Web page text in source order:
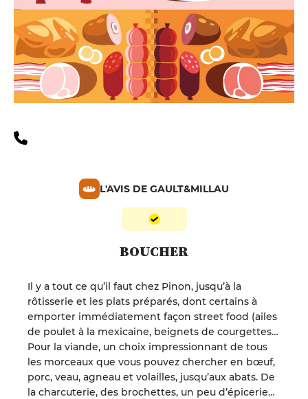
L'AVIS DE GAULT&MILLAU
BOUCHER
Il y a tout ce qu’il faut chez Pinon, jusqu’à la
rôtisserie et les plats préparés, dont certains à
emporter immédiatement façon street food (ailes
de poulet à la mexicaine, beignets de courgettes…
Pour la viande, un choix impressionnant de tous
les morceaux que vous pouvez chercher en bœuf,
porc, veau, agneau et volailles, jusqu’aux abats. De
la charcuterie, des brochettes, un peu d’épicerie…